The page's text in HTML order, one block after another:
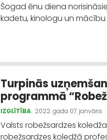
Šogad ēnu diena
kadetu, kinologu un
Turpinās
programmā
IZGLĪTĪBA 2022. gada 07. janvāris
Valsts robežsardzes
robežsardzes koledžā